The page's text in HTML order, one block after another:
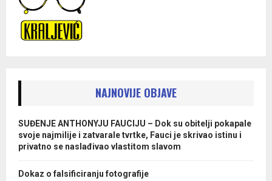
NAJNOVIJE OBJAVE
SUĐENJE ANTHONYJU FAUCIJU – Dok su obitelji pokapale
svoje najmilije i zatvarale tvrtke, Fauci je skrivao istinu i
privatno se naslađivao vlastitom slavom
Dokaz o falsificiranju fotografije